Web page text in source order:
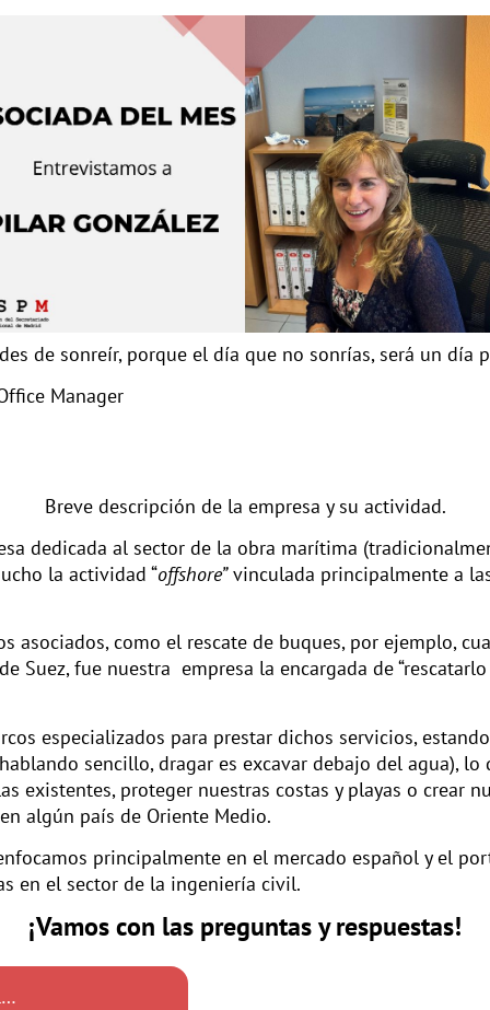
de sonreír, porque el día que no sonrías, será un día
Manager
Breve descripción de la empresa y su actividad.
dedicada al sector de la obra marítima
la actividad “offshore”vinculada principalmente a
asociados, como el rescate de buques, por ejemplo,
Suez, fue nuestra empresa la encargada de
especializados para prestar dichos servicios,
sencillo, dragar es excavar debajo del agua),
existentes, proteger nuestras costas y playas o crear
algún país de Oriente Medio.
principalmente en el mercado español y el
en el sector de la ingeniería civil.
¡Vamos con las preguntas y respuestas!